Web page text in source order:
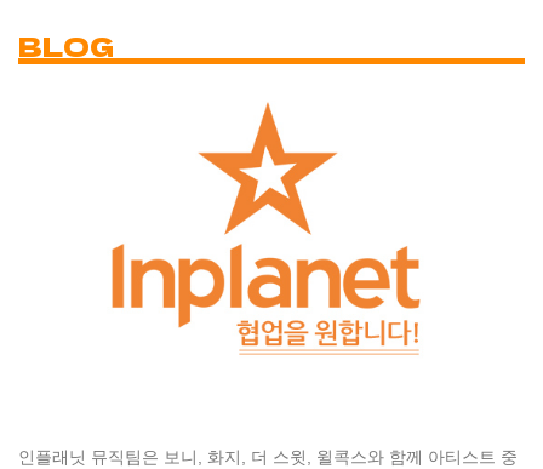
BLOG
인플래닛 뮤직팀은 보니, 화지, 더 스윗, 윌콕스와 함께 아티스트 중